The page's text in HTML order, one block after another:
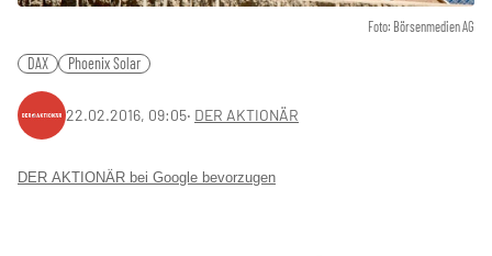
Foto: Börsenmedien AG
DAX Phoenix Solar
22.02.2016, 09:05‧ DER AKTIONÄR
DER AKTIONÄR bei Google bevorzugen